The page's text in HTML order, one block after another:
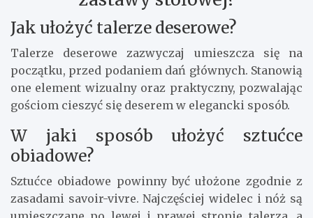
Jak ułożyć talerze deserowe?
Talerze deserowe zazwyczaj umieszcza się na
początku, przed podaniem dań głównych. Stanowią
one element wizualny oraz praktyczny, pozwalając
gościom cieszyć się deserem w elegancki sposób.
W jaki sposób ułożyć sztućce
obiadowe?
Sztućce obiadowe powinny być ułożone zgodnie z
zasadami savoir-vivre. Najczęściej widelec i nóż są